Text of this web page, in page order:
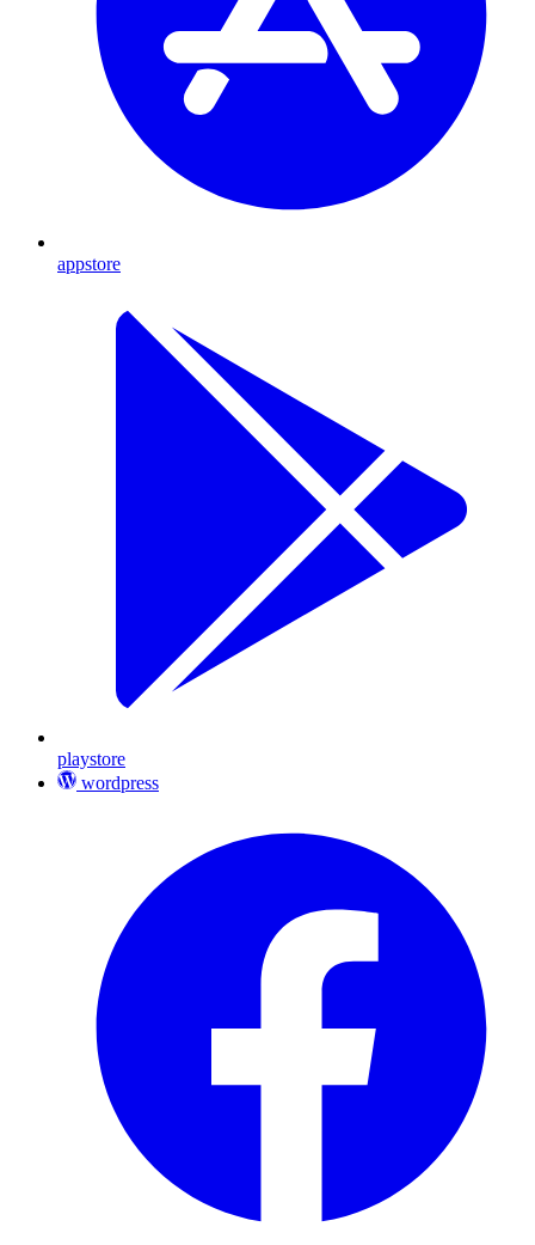
appstore
playstore
wordpress